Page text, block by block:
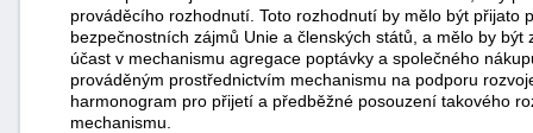
prováděcího rozhodnutí. Toto rozhodnutí by mělo být přijato
bezpečnostních zájmů Unie a členských států, a mělo by
účast v mechanismu agregace poptávky a společného
prováděným prostřednictvím mechanismu na podporu
harmonogram pro přijetí a předběžné posouzení takového
mechanismu.